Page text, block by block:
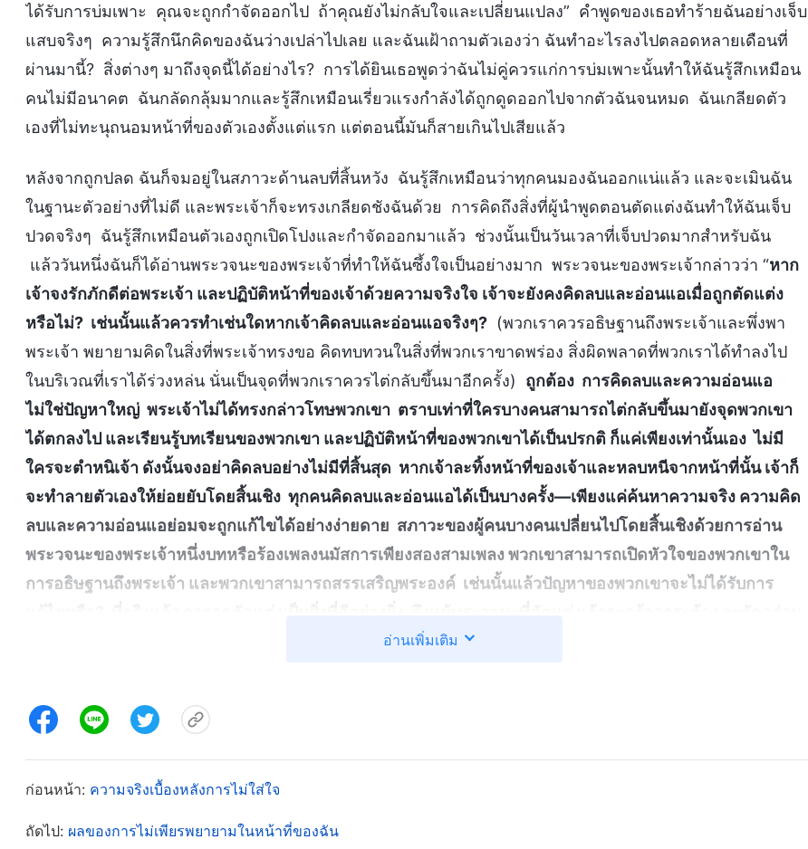
ได้รับการบ่มเพาะ คุณจะถูกกำจัดออกไป ถ้าคุณยังไม่กลับใจและเปลี่ยนแปลง” คำพูดของเธอทำร้ายฉันอย่างเจ็บ
แสบจริงๆ ความรู้สึกนึกคิดของฉันว่างเปล่าไปเลย และฉันเฝ้าถามตัวเองว่า ฉันทำอะไรลงไปตลอดหลายเดือนที่
ผ่านมานี้? สิ่งต่างๆ มาถึงจุดนี้ได้อย่างไร? การได้ยินเธอพูดว่าฉันไม่คู่ควรแก่การบ่มเพาะนั้นทำให้ฉันรู้สึกเหมือน
คนไม่มีอนาคต ฉันกลัดกลุ้มมากและรู้สึกเหมือนเรี่ยวแรงกำลังได้ถูกดูดออกไปจากตัวฉันจนหมด ฉันเกลียดตัว
เองที่ไม่ทะนุถนอมหน้าที่ของตัวเองตั้งแต่แรก แต่ตอนนี้มันก็สายเกินไปเสียแล้ว
หลังจากถูกปลด ฉันก็จมอยู่ในสภาวะด้านลบที่สิ้นหวัง ฉันรู้สึกเหมือนว่าทุกคนมองฉันออกแน่แล้ว และจะเมินฉัน
ในฐานะตัวอย่างที่ไม่ดี และพระเจ้าก็จะทรงเกลียดชังฉันด้วย การคิดถึงสิ่งที่ผู้นำพูดตอนตัดแต่งฉันทำให้ฉันเจ็บ
ปวดจริงๆ ฉันรู้สึกเหมือนตัวเองถูกเปิดโปงและกำจัดออกมาแล้ว ช่วงนั้นเป็นวันเวลาที่เจ็บปวดมากสำหรับฉัน
แล้ววันหนึ่งฉันก็ได้อ่านพระวจนะของพระเจ้าที่ทำให้ฉันซึ้งใจเป็นอย่างมาก พระวจนะของพระเจ้ากล่าวว่า “หาก
เจ้าจงรักภักดีต่อพระเจ้า และปฏิบัติหน้าที่ของเจ้าด้วยความจริงใจ เจ้าจะยังคงคิดลบและอ่อนแอเมื่อถูกตัดแต่ง
หรือไม่? เช่นนั้นแล้วควรทำเช่นใดหากเจ้าคิดลบและอ่อนแอจริงๆ? (พวกเราควรอธิษฐานถึงพระเจ้าและพึ่งพา
พระเจ้า พยายามคิดในสิ่งที่พระเจ้าทรงขอ คิดทบทวนในสิ่งที่พวกเราขาดพร่อง สิ่งผิดพลาดที่พวกเราได้ทำลงไป
ในบริเวณที่เราได้ร่วงหล่น นั่นเป็นจุดที่พวกเราควรไต่กลับขึ้นมาอีกครั้ง) ถูกต้อง การคิดลบและความอ่อนแอ
ไม่ใช่ปัญหาใหญ่ พระเจ้าไม่ได้ทรงกล่าวโทษพวกเขา ตราบเท่าที่ใครบางคนสามารถไต่กลับขึ้นมายังจุดพวกเขา
ได้ตกลงไป และเรียนรู้บทเรียนของพวกเขา และปฏิบัติหน้าที่ของพวกเขาได้เป็นปรกติ ก็แค่เพียงเท่านั้นเอง ไม่มี
ใครจะตำหนิเจ้า ดังนั้นจงอย่าคิดลบอย่างไม่มีที่สิ้นสุด หากเจ้าละทิ้งหน้าที่ของเจ้าและหลบหนีจากหน้าที่นั้น เจ้าก็
จะทำลายตัวเองให้ย่อยยับโดยสิ้นเชิง ทุกคนคิดลบและอ่อนแอได้เป็นบางครั้ง—เพียงแค่ค้นหาความจริง ความคิด
ลบและความอ่อนแอย่อมจะถูกแก้ไขได้อย่างง่ายดาย สภาวะของผู้คนบางคนเปลี่ยนไปโดยสิ้นเชิงด้วยการอ่าน
พระวจนะของพระเจ้าหนึ่งบทหรือร้องเพลงนมัสการเพียงสองสามเพลง พวกเขาสามารถเปิดหัวใจของพวกเขาใน
การอธิษฐานถึงพระเจ้า และพวกเขาสามารถสรรเสริญพระองค์ เช่นนั้นแล้วปัญหาของพวกเขาจะไม่ได้รับการ
ไปบ้าง นั่นเพราะเจ้ากระทำการโดยไม่ใคร่มีเหตุผล และเจ้าได้ละเมิดหลักธรรมโดยไม่มีแม้แต่การตระหนักรู้—
และการพร่ำบ่น นั่นคือความโง่เขลาและการไม่รู้ความอันเป็นพฤติกรรมของใครบางคนที่ไม่มีเหตุผล
เล่ม 3 บทเสวนาโดยพระคริสต์แห่งยุคสุดท้าย, ภาคที่สาม)เมื่อได้อ่านพระวจนะของพระเจ้า น้ำตาก็เอาแต่ไหลพราก
อาบแก้มของฉัน ผู้นำพูดถูกทุกอย่างตอนที่ตัดแต่งและเปิดโปงฉัน และฉันถูกตัดแต่งและเปิดโปงหนักอย่างนั้น
อ่านเพิ่มเติม
ก่อนหน้า: ความจริงเบื้องหลังการไม่ใส่ใจ
ถัดไป: ผลของการไม่เพียรพยายามในหน้าที่ของฉัน